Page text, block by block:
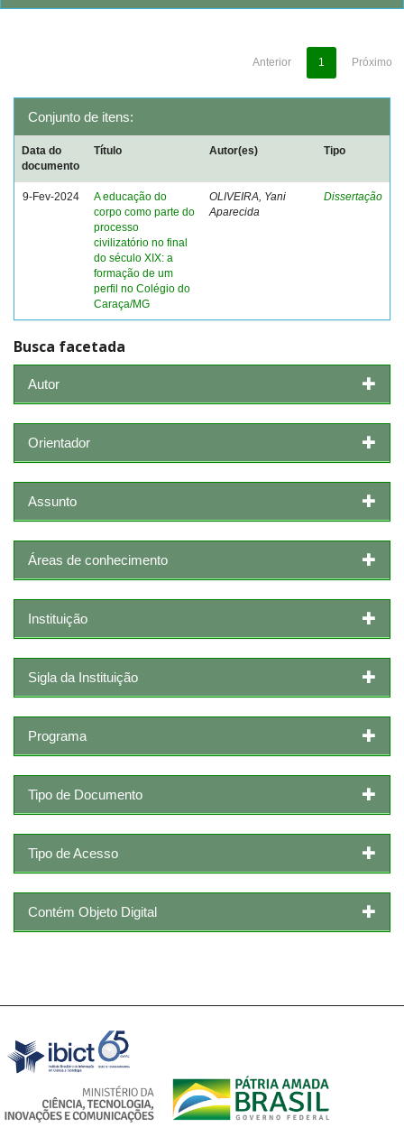
Anterior 1 Próximo
Conjunto de itens:
Data do
documento
Título Autor(es) Tipo
9-Fev-2024
A educação do
corpo como parte do
processo
civilizatório no final
do século XIX: a
formação de um
perfil no Colégio do
Caraça/MG
OLIVEIRA, Yani
Aparecida
Dissertação
Busca facetada
Autor
Orientador
Assunto
Áreas de conhecimento
Instituição
Sigla da Instituição
Programa
Tipo de Documento
Tipo de Acesso
Contém Objeto Digital